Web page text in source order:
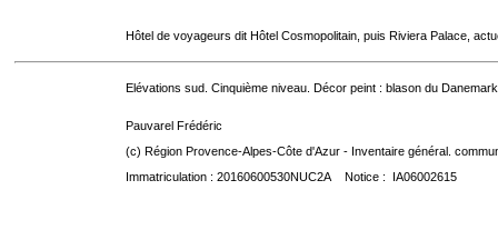
Hôtel de voyageurs dit Hôtel Cosmopolitain, puis Riviera Palace,
Elévations sud. Cinquième niveau. Décor peint : blason du
Pauvarel Frédéric
(c) Région Provence-Alpes-Côte d'Azur - Inventaire général.
Immatriculation : 20160600530NUC2A Notice : IA06002615